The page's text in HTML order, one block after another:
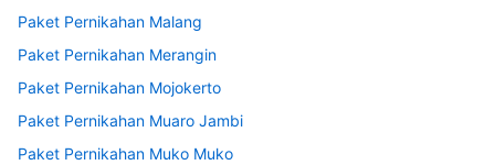
Paket Pernikahan Malang
Paket Pernikahan Merangin
Paket Pernikahan Mojokerto
Paket Pernikahan Muaro Jambi
Paket Pernikahan Muko Muko